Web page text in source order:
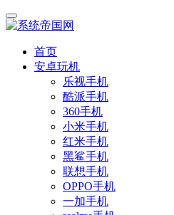
首页
安卓玩机
乐视手机
酷派手机
360手机
小米手机
红米手机
黑鲨手机
联想手机
OPPO手机
一加手机